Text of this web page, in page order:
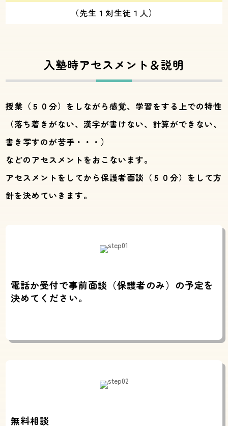
（先生１対生徒１人）
入塾時アセスメント＆説明
授業（５０分）をしながら感覚、学習をする上での特性
（落ち着きがない、漢字が書けない、計算ができない、
書き写すのが苦手・・・）
などのアセスメントをおこないます。
アセスメントをしてから保護者面談（５０分）をして方
針を決めていきます。
電話か受付で事前面談（保護者のみ）の予定を
決めてください。
無料相談